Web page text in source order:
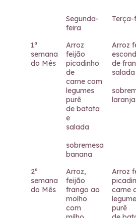
Segunda-
feira
Terça-
1ª
semana
do Mês
Arroz
feijão
picadinho
de
carne com
legumes
purê
de batata
e
salada
sobremesa
banana
Arroz
de
salada
laranja
2ª
semana
do Mês
Arroz,
feijão
frango ao
molho
com
Arroz
carne
purê